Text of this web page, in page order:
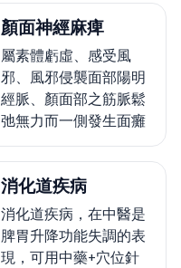
顏面神經麻痺
屬素體虧虛、感受風
邪、風邪侵襲面部陽明
經脈、顏面部之筋脈鬆
弛無力而一側發生面癱
消化道疾病
消化道疾病，在中醫是
脾胃升降功能失調的表
現，可用中藥+穴位針